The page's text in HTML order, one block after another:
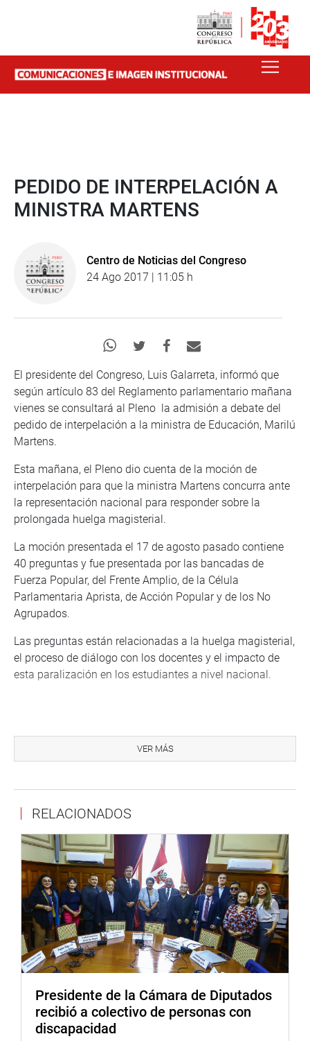
PEDIDO DE INTERPELACIÓN A
MINISTRA MARTENS
Centro de Noticias del Congreso
24 Ago 2017 | 11:05 h
El presidente del Congreso, Luis Galarreta, informó que
según artículo 83 del Reglamento parlamentario mañana
vienes se consultará al Pleno la admisión a debate del
pedido de interpelación a la ministra de Educación, Marilú
Martens.
Esta mañana, el Pleno dio cuenta de la moción de
interpelación para que la ministra Martens concurra ante
la representación nacional para responder sobre la
prolongada huelga magisterial.
La moción presentada el 17 de agosto pasado contiene
40 preguntas y fue presentada por las bancadas de
Fuerza Popular, del Frente Amplio, de la Célula
Parlamentaria Aprista, de Acción Popular y de los No
Agrupados.
Las preguntas están relacionadas a la huelga magisterial,
el proceso de diálogo con los docentes y el impacto de
esta paralización en los estudiantes a nivel nacional.
PRENSA-CONGRESO 24-8-17
http://www.congreso.gob.pe/
Facebook:https://www.facebook.com/congresoperu
Twitter:https://twitter.com/congresoperu
Youtube:http://www.youtube.com/congresoperu
Soundcloud:https://soundcloud.com/radiocongreso
VER MÁS
RELACIONADOS
Presidente de la Cámara de Diputados
recibió a colectivo de personas con
discapacidad